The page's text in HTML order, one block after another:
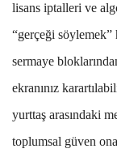
lisans iptalleri ve
“gerçeği söylemek”
sermaye blokları
ekranınız karartı
yurttaş arasındaki
toplumsal güven